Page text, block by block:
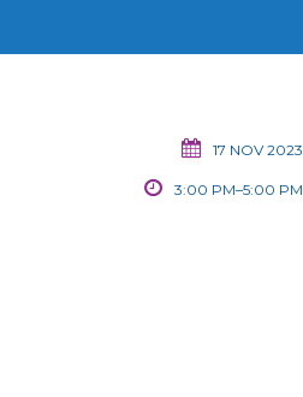
17 NOV 2023
3:00 PM–5:00 PM